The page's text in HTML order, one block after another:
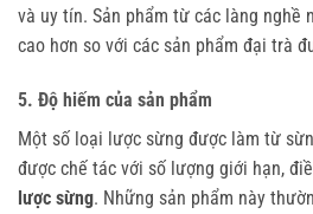
và uy tín. Sản phẩm từ các làng nghề
cao hơn so với các sản phẩm đại trà
5. Độ hiếm của sản phẩm
Một số loại lược sừng được làm từ
được chế tác với số lượng giới hạn,
lược sừng. Những sản phẩm này